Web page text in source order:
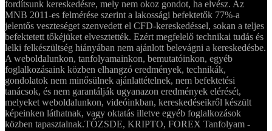
fordítsunk kereskedésre, mely nem okoz gondot, ha elvész. Az
MNB 2011-es felmérése szerint a lakossági befektetők 77%-a
jelentős veszteséget szenvedett el CFD-kereskedéssel, sokan a teljes
befektetett tőkéjüket elvesztették. Ezért megfelelő technikai tudás és
lelki felkészültség hiányában nem ajánlott belevágni a kereskedésbe.
A weboldalunkon, tanfolyamainkon, bemutatóinkon, egyéb
foglalkozásaink közben elhangzó eredmények, technikák,
gondolatok nem minősülnek ajánlattételnek, nem befektetési
tanácsok, és nem garantálják ugyanazon eredmények elérését,
melyeket weboldalunkon, videóinkban, kereskedéseikről készült
képeinken láthatnak, vagy oktatás illetve egyéb foglalkozások
közben tapasztalnak.TŐZSDE, KRIPTO, FOREX Tanfolyam -